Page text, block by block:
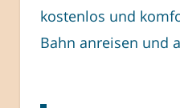
kostenlos und
Bahn anreisen und